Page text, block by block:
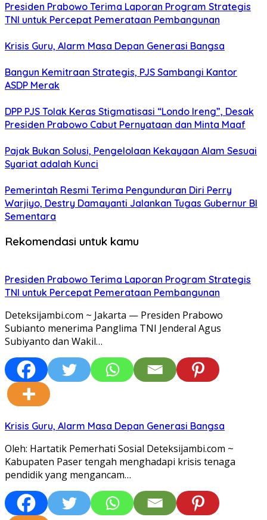
Presiden Prabowo Terima Laporan Program Strategis
TNI untuk Percepat Pemerataan Pembangunan
Krisis Guru, Alarm Masa Depan Generasi Bangsa
Bangun Kemitraan Strategis, PJS Sambangi Kantor
ASDP Merak
DPP PJS Tolak Keras Stigmatisasi “Londo Ireng”, Desak
Presiden Prabowo Cabut Pernyataan dan Minta Maaf
Pajak Bukan Solusi, Pengelolaan Kekayaan Alam Sesuai
Syariat adalah Kunci
Pemerintah Resmi Terima Pengunduran Diri Perry
Warjiyo, Destry Damayanti Jalankan Tugas Gubernur BI
Sementara
Rekomendasi untuk kamu
Presiden Prabowo Terima Laporan Program Strategis
TNI untuk Percepat Pemerataan Pembangunan
Deteksijambi.com ~ Jakarta — Presiden Prabowo
Subianto menerima Panglima TNI Jenderal Agus
Subiyanto dan Wakil…
Krisis Guru, Alarm Masa Depan Generasi Bangsa
Oleh: Hartatik Pemerhati Sosial Deteksijambi.com ~
Kabupaten Paser tengah menghadapi krisis tenaga
pendidik yang mengancam…